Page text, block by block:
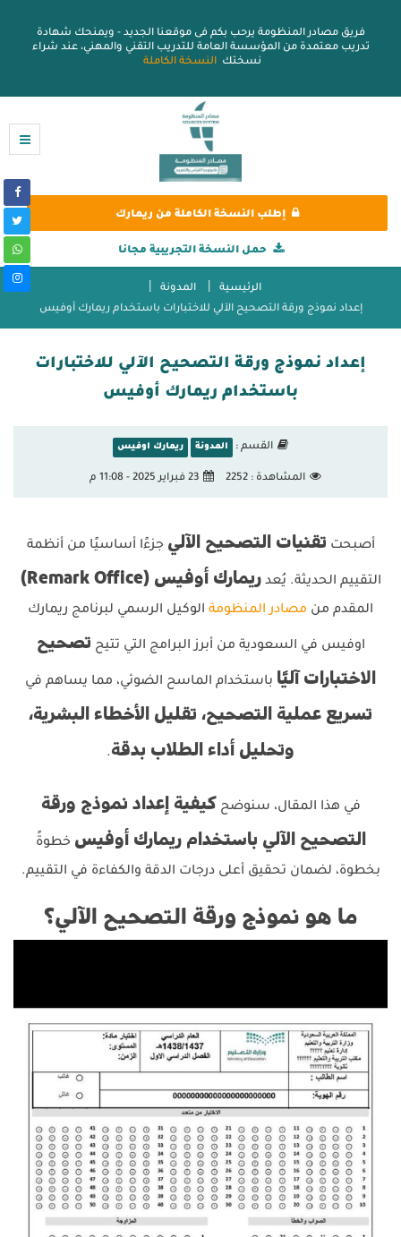
فريق مصادر المنظومة يرحب بكم فى موقعنا الجديد - ويمنحك شهادة
تدريب معتمدة من المؤسسة العامة للتدريب التقني والمهني، عند شراء
نسختكالنسخة الكاملة
إطلب النسخة الكاملة من ريمارك
حمل النسخة التجريبية مجانا
الرئيسية
المدونة
إعداد نموذج ورقة التصحيح الآلي للاختبارات باستخدام ريمارك أوفيس
إعداد نموذج ورقة التصحيح الآلي للاختبارات
باستخدام ريمارك أوفيس
القسم : المدونة ريمارك اوفيس
المشاهدة :2252 23 فبراير 2025 - 11:08 م
أصبحت تقنيات التصحيح الآلي جزءًا أساسيًا من أنظمة
التقييم الحديثة. يُعدريمارك أوفيس (Remark Office)
المقدم من مصادر المنظومة الوكيل الرسمي لبرنامج ريمارك
اوفيس في السعودية من أبرز البرامج التي تتيح تصحيح
الاختبارات آليًا باستخدام الماسح الضوئي، مما يساهم في
تسريع عملية التصحيح، تقليل الأخطاء البشرية،
وتحليل أداء الطلاب بدقة.
في هذا المقال، سنوضح كيفية إعداد نموذج ورقة
التصحيح الآلي باستخدام ريمارك أوفيس خطوةً
بخطوة، لضمان تحقيق أعلى درجات الدقة والكفاءة في التقييم.
ما هو نموذج ورقة التصحيح الآلي؟